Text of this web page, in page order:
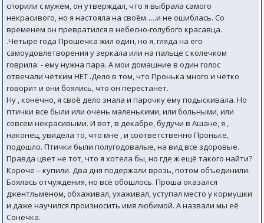
спорили с мужем, он утверждал, что я выбрала самого
некрасивого, но я настояла на своём…..и не ошиблась. Со
временем он превратился в небесно-голубого красавца.
.Четыре года Прошечка жил один, но я, гляда на его
самоудовлетворения у зеркала или на пальце с колечком
говрила: - ему нужна пара. А мои домашние в один голос
отвечали чётким НЕТ .Дело в том, что Пронька много и чётко
говорит и они боялись, что он перестанет.
Ну , конечно, я своё дело знала и парочку ему подыскивала. Но
птички все были или очень маленькими, или больными, или
совсем некрасивыми. И вот, в декабре, будучи в Ашане, я ,
наконец, увидела то, что мне , и соответственно Проньке,
подошло. Птички были полугодовалые, на вид все здоровые.
Правда цвет не тот, что я хотела бы, но где ж ещё такого найти?
Короче – купили. Два дня подержали врозь, потом объединили.
Боялась отчуждения, но всё обошлось. Проша оказался
джентльменом, обхаживал, ухаживал, уступал место у кормушки
и даже научился произносить имя любимой. А назвали мы её
Сонечка.